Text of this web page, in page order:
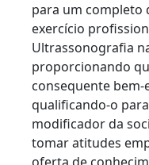
para um completo
exercício
Ultrassonografia
proporcionando
consequente
qualificando-o
modificador da
tomar atitudes